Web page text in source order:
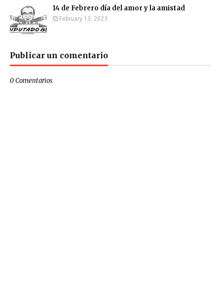
14 de Febrero día del amor y la amistad
February 13, 2023
Publicar un comentario
0 Comentarios